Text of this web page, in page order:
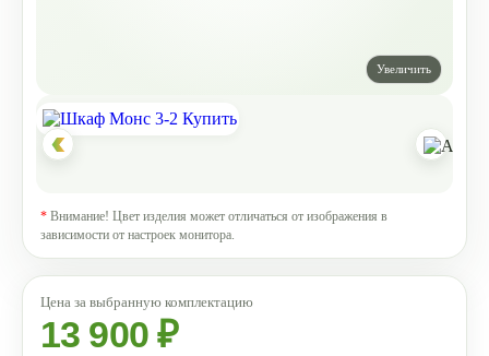
* Внимание! Цвет изделия может отличаться от изображения в
зависимости от настроек монитора.
13 900 ₽